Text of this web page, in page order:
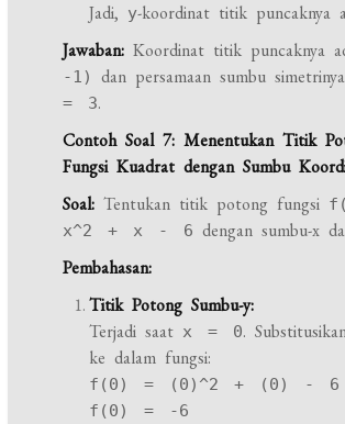
Jadi, y-koordinat titik puncaknya
Jawaban: Koordinat titik puncaknya
-1)
dan persamaan sumbu
= 3.
Contoh Soal 7: Menentukan Titik
Fungsi Kuadrat dengan Sumbu
Soal: Tentukan titik potong fungsi
x^2 + x - 6 dengan sumbu-x
Pembahasan:
Titik Potong Sumbu-y:
Terjadi saat x = 0.
ke dalam fungsi:
f(0) = (0)^2 + (0) - 6
f(0) = -6